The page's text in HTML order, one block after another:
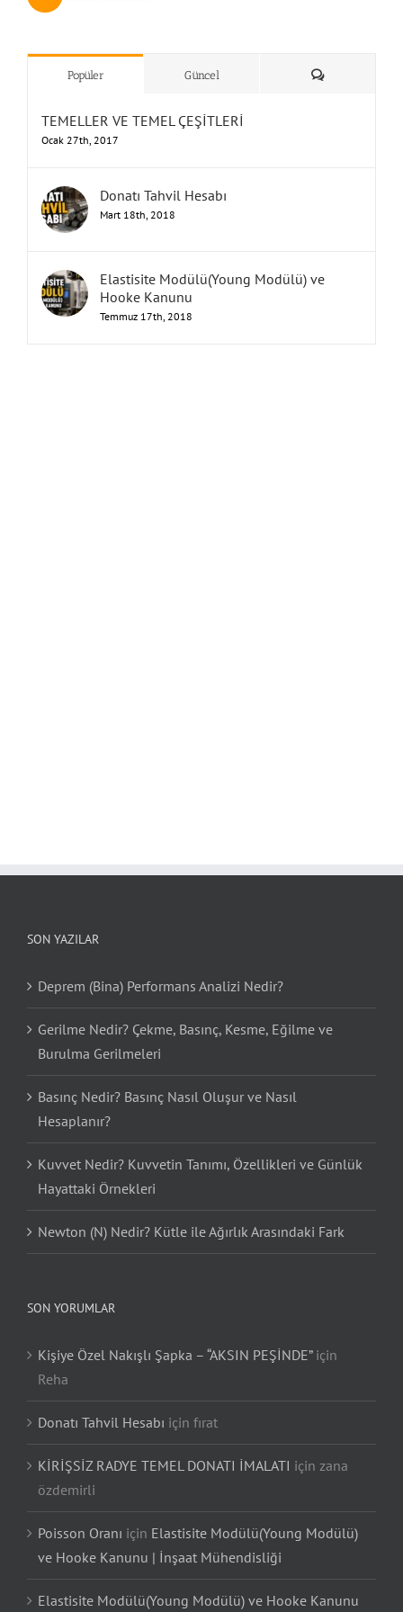
UNUTMA!
& ”Humbarahane”
Popüler Güncel Yorum
TEMELLER VE TEMEL ÇEŞİTLERİ
Ocak 27th, 2017
Donatı Tahvil Hesabı
Mart 18th, 2018
Elastisite Modülü(Young Modülü) ve
Hooke Kanunu
Temmuz 17th, 2018
SON YAZILAR
Deprem (Bina) Performans Analizi Nedir?
Gerilme Nedir? Çekme, Basınç, Kesme, Eğilme ve
Burulma Gerilmeleri
Basınç Nedir? Basınç Nasıl Oluşur ve Nasıl
Hesaplanır?
Kuvvet Nedir? Kuvvetin Tanımı, Özellikleri ve Günlük
Hayattaki Örnekleri
Newton (N) Nedir? Kütle ile Ağırlık Arasındaki Fark
SON YORUMLAR
Kişiye Özel Nakışlı Şapka – “AKSIN PEŞİNDE”için
Reha
Donatı Tahvil Hesabı için fırat
KİRİŞSİZ RADYE TEMEL DONATI İMALATI için zana
özdemirli
Poisson Oranı için Elastisite Modülü(Young Modülü)
ve Hooke Kanunu | İnşaat Mühendisliği
Elastisite Modülü(Young Modülü) ve Hooke Kanunu